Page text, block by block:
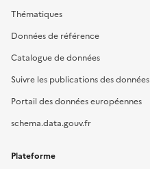
Thématiques
Données de référence
Catalogue de données
Suivre les publications des données
Portail des données européennes
schema.data.gouv.fr
Plateforme